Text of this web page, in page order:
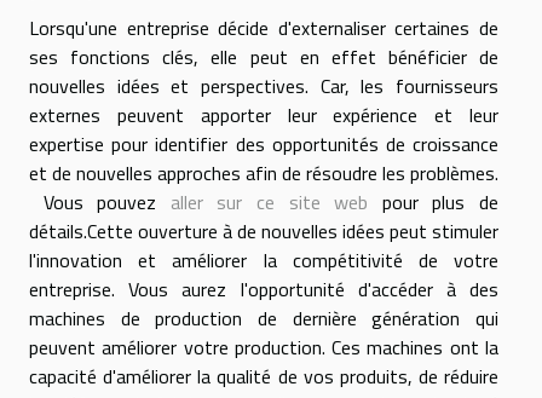
Lorsqu'une entreprise décide d'externaliser certaines de
ses fonctions clés, elle peut en effet bénéficier de
nouvelles idées et perspectives. Car, les fournisseurs
externes peuvent apporter leur expérience et leur
expertise pour identifier des opportunités de croissance
et de nouvelles approches afin de résoudre les problèmes.
Vous pouvez aller sur ce site web pour plus de
détails.Cette ouverture à de nouvelles idées peut stimuler
l'innovation et améliorer la compétitivité de votre
entreprise. Vous aurez l'opportunité d'accéder à des
machines de production de dernière génération qui
peuvent améliorer votre production. Ces machines ont la
capacité d'améliorer la qualité de vos produits, de réduire